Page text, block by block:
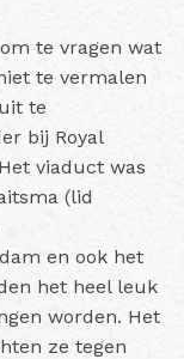
te vragen wat
te vermalen
te
bij Royal
viaduct was
(lid
en ook het
het heel leuk
worden. Het
ze tegen